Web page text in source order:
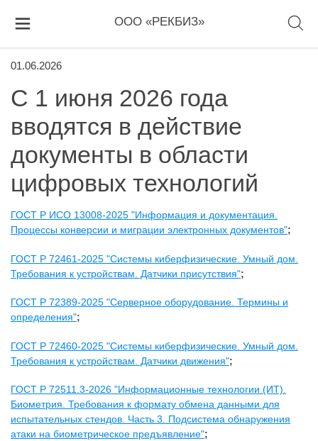
ООО «РЕКБИЗ»
01.06.2026
С 1 июня 2026 года
вводятся в действие
документы в области
цифровых технологий
ГОСТ Р ИСО 13008-2025 "Информация и документация.
Процессы конверсии и миграции электронных документов";
ГОСТ Р 72461-2025 "Системы киберфизические. Умный дом.
Требования к устройствам. Датчики присутствия";
ГОСТ Р 72389-2025 "Серверное оборудование. Термины и
определения";
ГОСТ Р 72460-2025 "Системы киберфизические. Умный дом.
Требования к устройствам. Датчики движения";
ГОСТ Р 72511.3-2026 "Информационные технологии (ИТ).
Биометрия. Требования к формату обмена данными для
испытательных стендов. Часть 3. Подсистема обнаружения
атаки на биометрическое предъявление";